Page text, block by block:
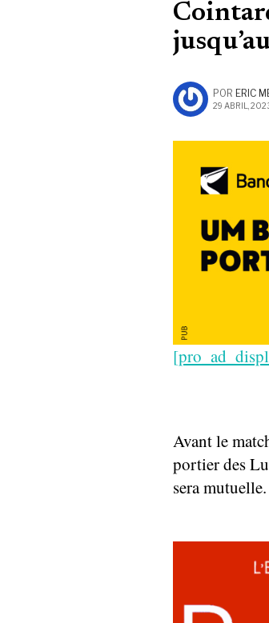
POR ERIC
29 ABRIL,
Avant le
portier des
sera mutuelle.